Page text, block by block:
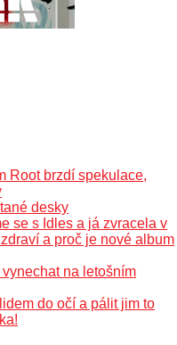
Root brzdí spekulace,
desky
se s Idles a já zvracela v
a proč je nové album
na letošním
do očí a pálit jim to